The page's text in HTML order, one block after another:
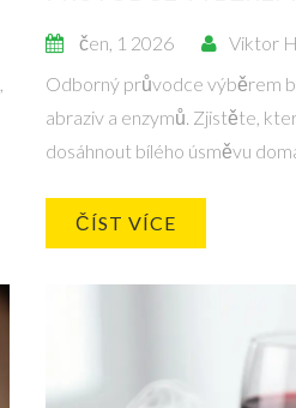
čen, 1 2026
Viktor
Odborný průvodce výběrem
abraziv a enzymů. Zjistěte,
dosáhnout bílého úsměvu
ČÍST VÍCE